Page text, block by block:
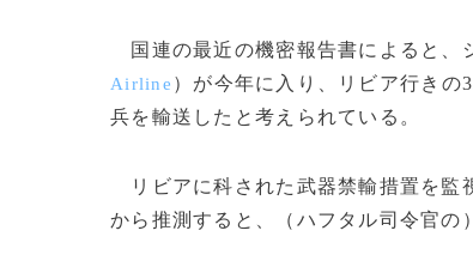
国連の最近の機密報告書によると、
Airline ）が今年に入り、リビア行き
兵を輸送したと考えられている。
リビアに科された武器禁輸措置を監
から推測すると、（ハフタル司令官の